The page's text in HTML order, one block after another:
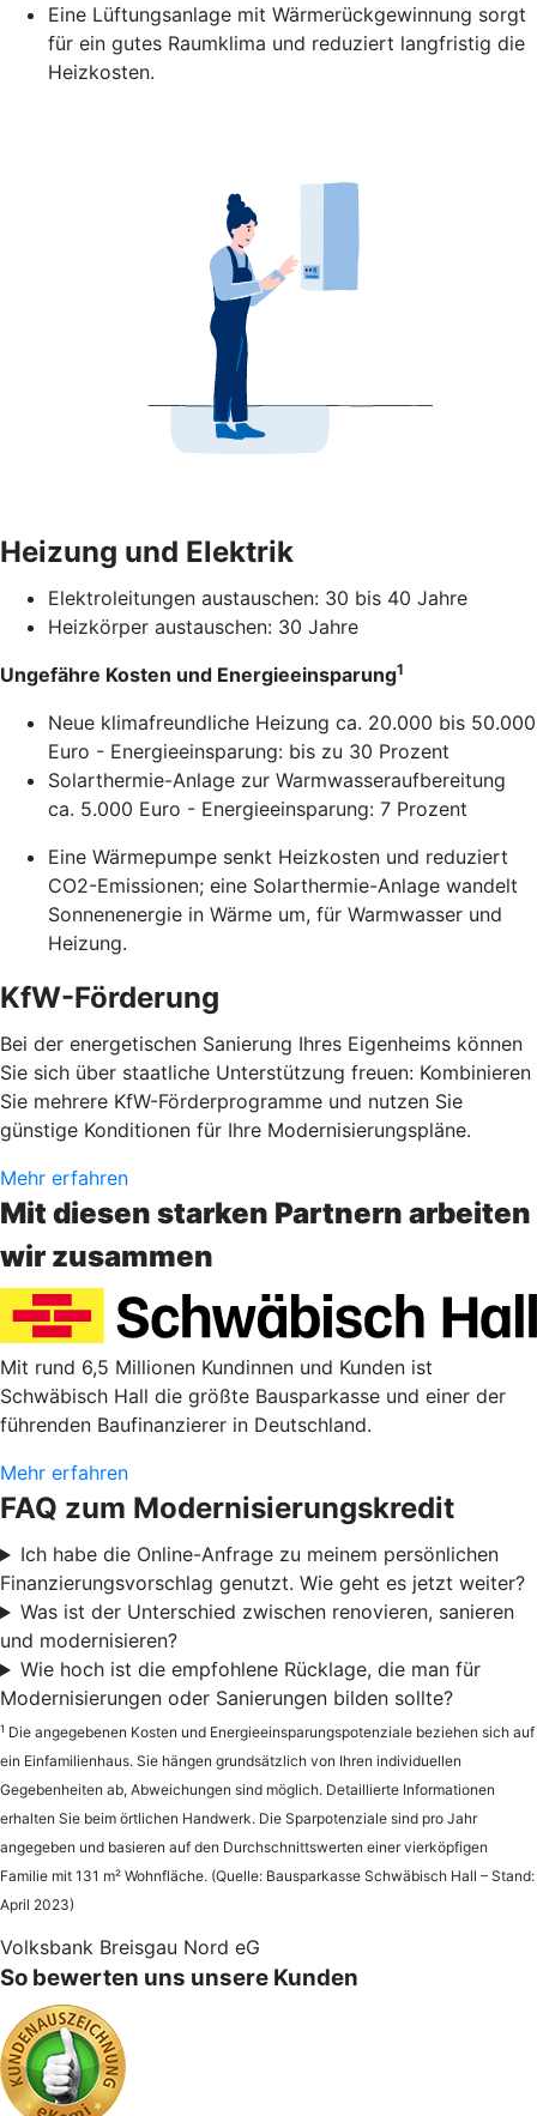
Eine Lüftungsanlage mit Wärmerückgewinnung sorgt
für ein gutes Raumklima und reduziert langfristig die
Heizkosten.
Heizung und Elektrik
Elektroleitungen austauschen: 30 bis 40 Jahre
Heizkörper austauschen: 30 Jahre
Ungefähre Kosten und Energieeinsparung1
Neue klimafreundliche Heizung ca. 20.000 bis 50.000
Euro - Energieeinsparung: bis zu 30 Prozent
Solarthermie-Anlage zur Warmwasseraufbereitung
ca. 5.000 Euro - Energieeinsparung: 7 Prozent
Eine Wärmepumpe senkt Heizkosten und reduziert
CO2-Emissionen; eine Solarthermie-Anlage wandelt
Sonnenenergie in Wärme um, für Warmwasser und
Heizung.
KfW-Förderung
Bei der energetischen Sanierung Ihres Eigenheims können
Sie sich über staatliche Unterstützung freuen: Kombinieren
Sie mehrere KfW-Förderprogramme und nutzen Sie
günstige Konditionen für Ihre Modernisierungspläne.
Mehr erfahren
Mit diesen starken Partnern arbeiten
wir zusammen
Mit rund 6,5 Millionen Kundinnen und Kunden ist
Schwäbisch Hall die größte Bausparkasse und einer der
führenden Baufinanzierer in Deutschland.
Mehr erfahren
FAQ zum Modernisierungskredit
Ich habe die Online-Anfrage zu meinem persönlichen
Finanzierungsvorschlag genutzt. Wie geht es jetzt weiter?
Was ist der Unterschied zwischen renovieren, sanieren
und modernisieren?
Wie hoch ist die empfohlene Rücklage, die man für
Modernisierungen oder Sanierungen bilden sollte?
1 Die angegebenen Kosten und Energieeinsparungspotenziale beziehen sich auf
ein Einfamilienhaus. Sie hängen grundsätzlich von Ihren individuellen
Gegebenheiten ab, Abweichungen sind möglich. Detaillierte Informationen
erhalten Sie beim örtlichen Handwerk. Die Sparpotenziale sind pro Jahr
angegeben und basieren auf den Durchschnittswerten einer vierköpfigen
Familie mit 131 m² Wohnfläche. (Quelle: Bausparkasse Schwäbisch Hall – Stand:
April 2023)
Volksbank Breisgau Nord eG
So bewerten uns unsere Kunden